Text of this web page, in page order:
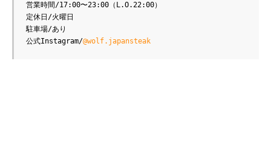
営業時間/17:00〜23:00（L.O.22:00）
定休日/火曜日
駐車場/あり
公式Instagram/@wolf.japansteak